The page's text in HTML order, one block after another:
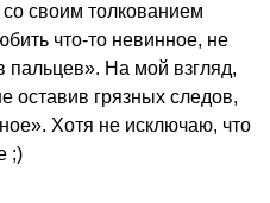
своим толкованием
что-то невинное, не
пальцев». На мой взгляд,
оставив грязных следов,
Хотя не исключаю, что
;)